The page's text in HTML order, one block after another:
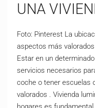
UNA
Foto: Pinterest La
aspectos más
Estar en un
servicios necesarios
coche o tener escuelas
valorados . Vivienda